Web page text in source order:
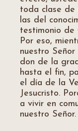
toda clase de
las del
testimonio de
Por eso,
nuestro
don de la
hasta el fin,
el día de la
Jesucristo.
a vivir en
nuestro Señor.